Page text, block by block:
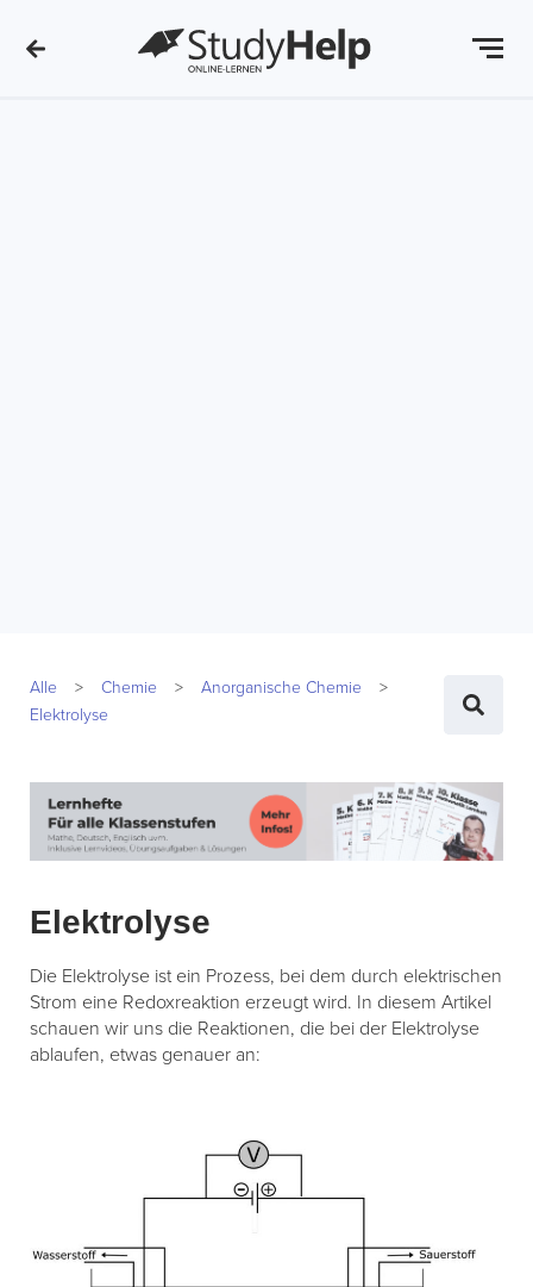
Alle Chemie
Anorganische Chemie
Elektrolyse
Elektrolyse
Die Elektrolyse ist ein Prozess, bei dem durch elektrischen
Strom eine Redoxreaktion erzeugt wird. In diesem Artikel
schauen wir uns die Reaktionen, die bei der Elektrolyse
ablaufen, etwas genauer an: